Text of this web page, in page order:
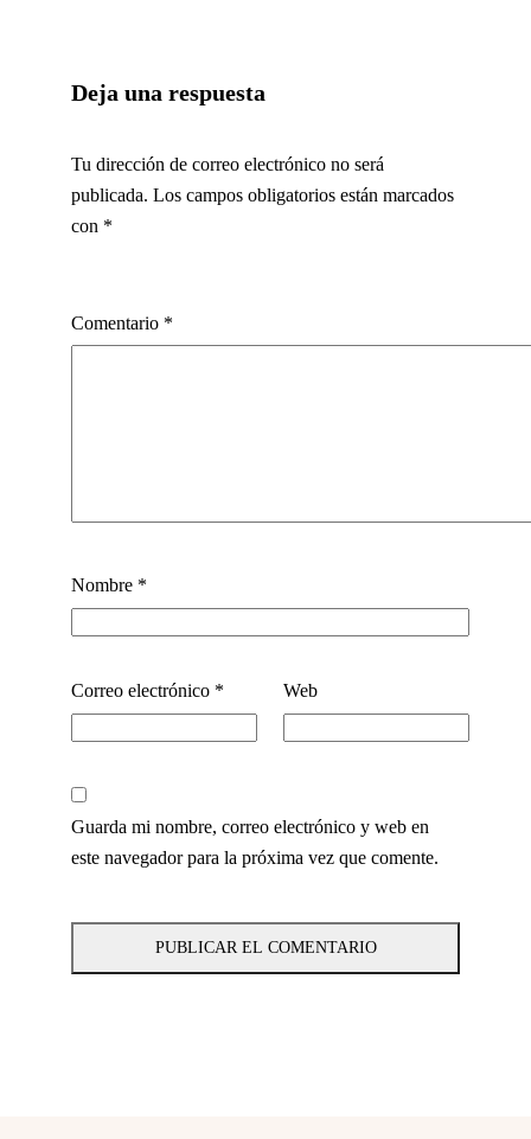
Deja una respuesta
Tu dirección de correo electrónico no será
publicada. Los campos obligatorios están marcados
con *
Comentario *
Nombre *
Correo electrónico * Web
Guarda mi nombre, correo electrónico y web en
este navegador para la próxima vez que comente.